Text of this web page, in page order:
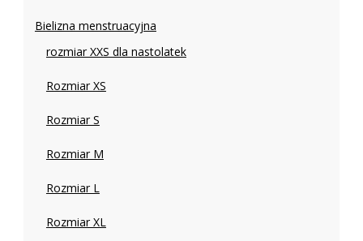
Bielizna menstruacyjna
rozmiar XXS dla nastolatek
Rozmiar XS
Rozmiar S
Rozmiar M
Rozmiar L
Rozmiar XL